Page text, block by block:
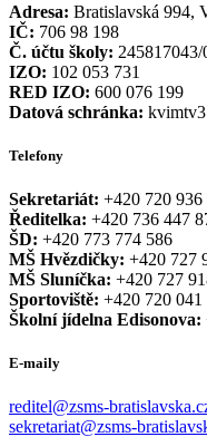
Adresa: Bratislavská 994,
IČ: 706 98 198
Č. účtu školy: 245817043/
IZO: 102 053 731
RED IZO: 600 076 199
Datová schránka: kvimtv3
Telefony
Sekretariát: +420 720 936
Ředitelka: +420 736 447
ŠD: +420 773 774 586
MŠ Hvězdičky: +420 727
MŠ Sluníčka: +420 727
Sportoviště: +420 720 041
Školní jídelna Edisonova:
E-maily
reditel@zsms-
sekretariat@zsms-